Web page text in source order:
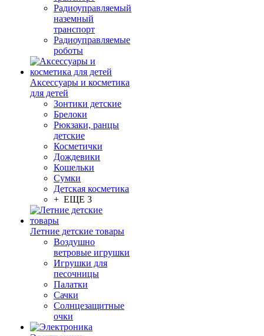
Радиоуправляемый
наземный
транспорт
Радиоуправляемые
роботы
Аксессуары и косметика
для детей
Зонтики детские
Брелоки
Рюкзаки, ранцы
детские
Косметички
Дождевики
Кошельки
Сумки
Детская косметика
+ ЕЩЕ 3
Летние детские товары
Воздушно
ветровые игрушки
Игрушки для
песочницы
Палатки
Сачки
Солнцезащитные
очки